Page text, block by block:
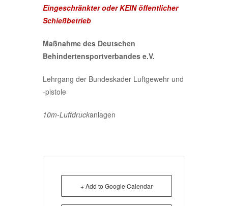
Eingeschränkter oder KEIN öffentlicher
Schießbetrieb
Maßnahme des Deutschen
Behindertensportverbandes e.V.
Lehrgang der Bundeskader Luftgewehr und
-pistole
10m-Luftdruckanlagen
+ Add to Google Calendar